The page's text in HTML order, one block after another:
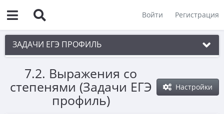
Войти Регистрация
ЗАДАЧИ ЕГЭ ПРОФИЛЬ
1. Планиметрия
2. Векторы
3. Стереометрия
Настройки
7.2. Выражения со
степенями (Задачи ЕГЭ
профиль)